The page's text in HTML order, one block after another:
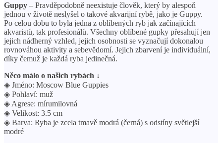
Guppy – Pravděpodobně neexistuje člověk, který by alespoň
jednou v životě neslyšel o takové akvarijní rybě, jako je Guppy.
Po celou dobu to byla jedna z oblíbených ryb jak začínajících
akvaristů, tak profesionálů. Všechny oblíbené gupky přesahují jen
jejich nádherný vzhled, jejich osobnosti se vyznačují dokonalou
rovnováhou aktivity a sebevědomí. Jejich zbarvení je individuální,
díky čemuž je každá ryba jedinečná.
Něco málo o našich rybách ↓
◈ Jméno: Moscow Blue Guppies
◈ Pohlaví: muž
◈ Agrese: mírumilovná
◈ Velikost: 3.5 cm
◈ Barva: Ryba je zcela tmavě modrá (černá) s odstíny světlejší
modré